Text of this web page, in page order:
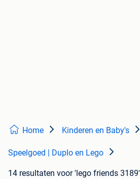
Home Kinderen en Baby's
Speelgoed | Duplo en Lego
14 resultaten voor 'lego friends 3189'